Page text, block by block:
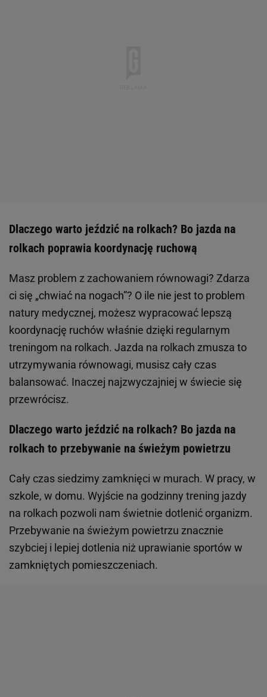
Dlaczego warto jeździć na rolkach? Bo jazda na
rolkach poprawia koordynację ruchową
Masz problem z zachowaniem równowagi? Zdarza
ci się „chwiać na nogach”? O ile nie jest to problem
natury medycznej, możesz wypracować lepszą
koordynację ruchów właśnie dzięki regularnym
treningom na rolkach. Jazda na rolkach zmusza to
utrzymywania równowagi, musisz cały czas
balansować. Inaczej najzwyczajniej w świecie się
przewrócisz.
Dlaczego warto jeździć na rolkach? Bo jazda na
rolkach to przebywanie na świeżym powietrzu
Cały czas siedzimy zamknięci w murach. W pracy, w
szkole, w domu. Wyjście na godzinny trening jazdy
na rolkach pozwoli nam świetnie dotlenić organizm.
Przebywanie na świeżym powietrzu znacznie
szybciej i lepiej dotlenia niż uprawianie sportów w
zamkniętych pomieszczeniach.